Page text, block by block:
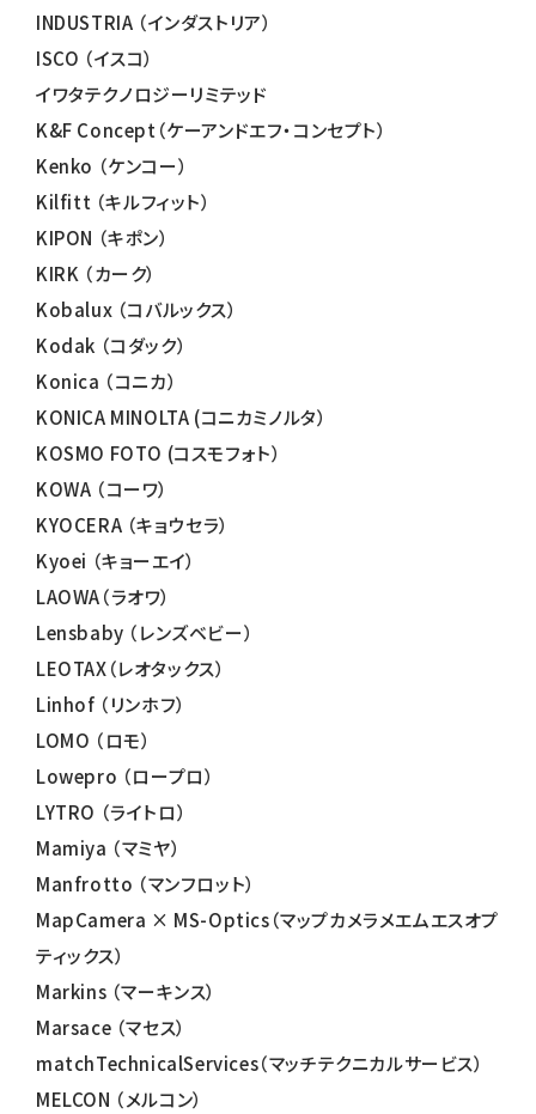
INDUSTRIA （インダストリア）
ISCO （イスコ）
イワタテクノロジーリミテッド
K&F Concept（ケーアンドエフ・コンセプト）
Kenko （ケンコー）
Kilfitt （キルフィット）
KIPON （キポン）
KIRK （カーク）
Kobalux （コバルックス）
Kodak （コダック）
Konica （コニカ）
KONICA MINOLTA (コニカミノルタ）
KOSMO FOTO (コスモフォト）
KOWA （コーワ）
KYOCERA （キョウセラ）
Kyoei （キョーエイ）
LAOWA（ラオワ）
Lensbaby （レンズベビー）
LEOTAX（レオタックス）
Linhof （リンホフ）
LOMO （ロモ）
Lowepro （ロープロ）
LYTRO （ライトロ）
Mamiya （マミヤ）
Manfrotto （マンフロット）
MapCamera × MS-Optics（マップカメラメエムエスオプ
ティックス）
Markins （マーキンス）
Marsace （マセス）
matchTechnicalServices（マッチテクニカルサービス）
MELCON （メルコン）